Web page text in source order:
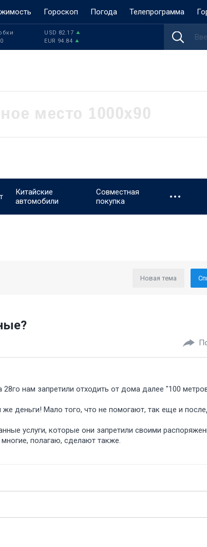
Гороскоп Погода Телепрограмма
USD 82.17
EUR 94.84
Китайские
автомобили
Совместная
покупка
Новая тема
нам запретили отходить от дома далее "100
деньги! Мало того, что не помогают, так еще и
услуги, которые они запретили своими
полагаю, сделают также.